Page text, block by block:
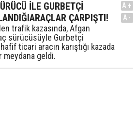
İLE GURBETÇİ
ÇARPIŞTI!
trafik kazasında, Afgan
sürücüsüyle Gurbetçi
ticari aracın karıştığı kazada
meydana geldi.
A+
A-